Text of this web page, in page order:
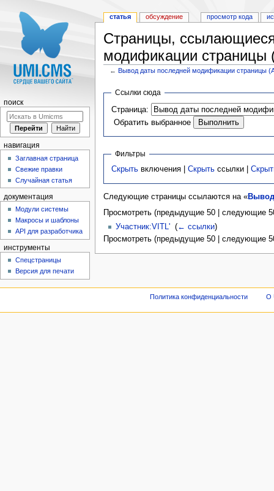
Страницы,
модификации страницы
←Вывод даты последней модификации страницы
Ссылки сюда
Страница:
Обратить выбранное
Фильтры
Скрыть включения |Скрыть ссылки |
Следующие страницы ссылаются на «Вывод
Просмотреть (предыдущие 50 | следующие
Участник:VITL'‎ (← ссылки)
Просмотреть (предыдущие 50 | следующие
статья обсуждение просмотр кода
поиск
навигация
Заглавная страница
Свежие правки
Случайная статья
документация
Модули системы
Макросы и шаблоны
API для разработчика
инструменты
Спецстраницы
Версия для печати
Политика конфиденциальности О